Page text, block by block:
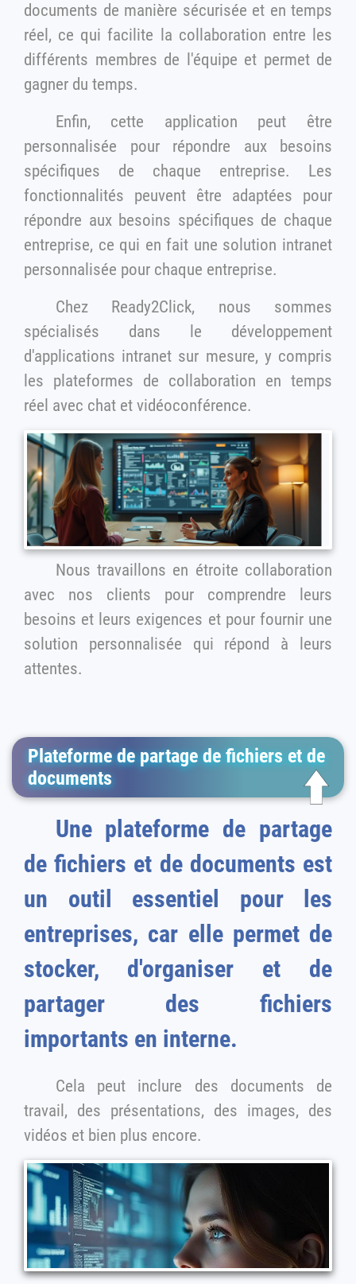
documents de manière sécurisée et en temps
réel, ce qui facilite la collaboration entre les
différents membres de l'équipe et permet de
gagner du temps.
Enfin, cette application peut être
personnalisée pour répondre aux besoins
spécifiques de chaque entreprise. Les
fonctionnalités peuvent être adaptées pour
répondre aux besoins spécifiques de chaque
entreprise, ce qui en fait une solution intranet
personnalisée pour chaque entreprise.
Chez Ready2Click, nous sommes
spécialisés dans le développement
d'applications intranet sur mesure, y compris
les plateformes de collaboration en temps
réel avec chat et vidéoconférence.
Nous travaillons en étroite collaboration
avec nos clients pour comprendre leurs
besoins et leurs exigences et pour fournir une
solution personnalisée qui répond à leurs
attentes.
Plateforme de partage de fichiers et de
documents
Une plateforme de partage
de fichiers et de documents est
un outil essentiel pour les
entreprises, car elle permet de
stocker, d'organiser et de
partager des fichiers
importants en interne.
Cela peut inclure des documents de
travail, des présentations, des images, des
vidéos et bien plus encore.